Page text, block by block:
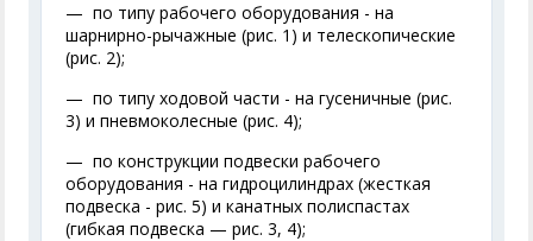
— по типу рабочего оборудования - на
шарнирно-рычажные (рис. 1) и телескопические
(рис. 2);
— по типу ходовой части - на гусеничные (рис.
3) и пневмоколесные (рис. 4);
— по конструкции подвески рабочего
оборудования - на гидроцилиндрах (жесткая
подвеска - рис. 5) и канатных полиспастах
(гибкая подвеска — рис. 3, 4);